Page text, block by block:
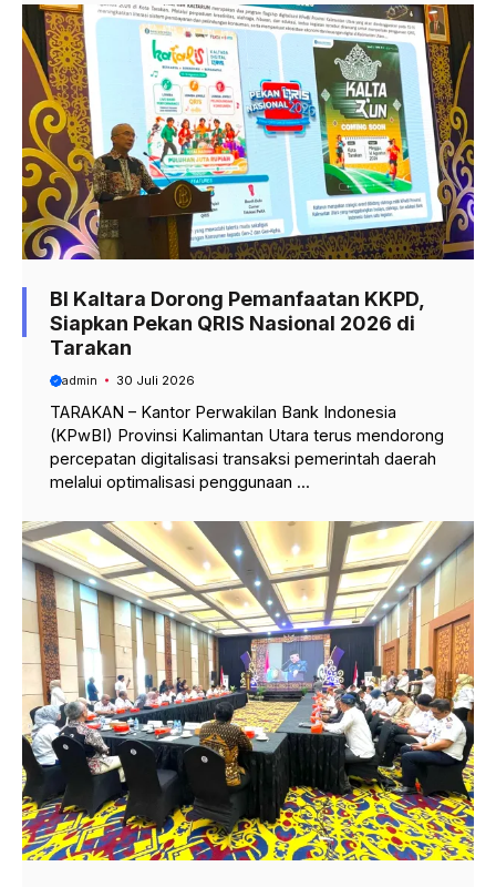
BI Kaltara Dorong Pemanfaatan KKPD,
Siapkan Pekan QRIS Nasional 2026 di
Tarakan
admin 30 Juli 2026
TARAKAN – Kantor Perwakilan Bank Indonesia
(KPwBI) Provinsi Kalimantan Utara terus mendorong
percepatan digitalisasi transaksi pemerintah daerah
melalui optimalisasi penggunaan ...